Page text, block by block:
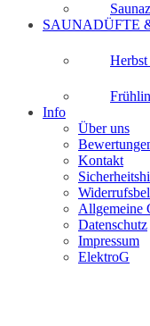
SAUNADÜFTE
Info
Über uns
Kontakt
Allgemeine
Datenschutz
Impressum
ElektroG